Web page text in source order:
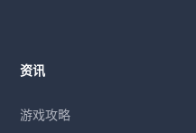
资讯
游戏攻略